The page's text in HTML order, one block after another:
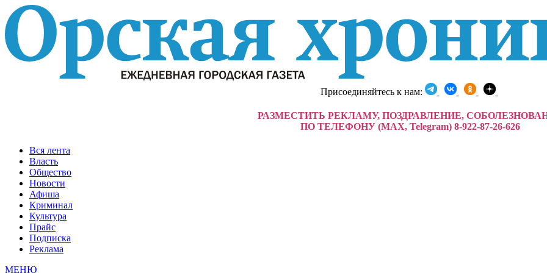
Присоединяйтесь к нам:
РАЗМЕСТИТЬ РЕКЛАМУ, ПОЗДРАВЛЕНИЕ,
ПО ТЕЛЕФОНУ (MAX, Telegram) 8-922-87-26-626
Вся лента
Власть
Общество
Новости
Афиша
Криминал
Культура
Прайс
Подписка
Реклама
МЕНЮ